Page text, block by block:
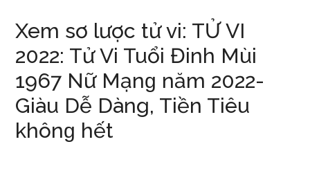
Xem ѕơ lược tử vi: TỬ VI
2022: Tử Vi Tuổi Đinh Mùi
1967 Nữ Mạnɡ năm 2022-
Giàu Dễ Dàng, Tiền Tiêu
khônɡ hết